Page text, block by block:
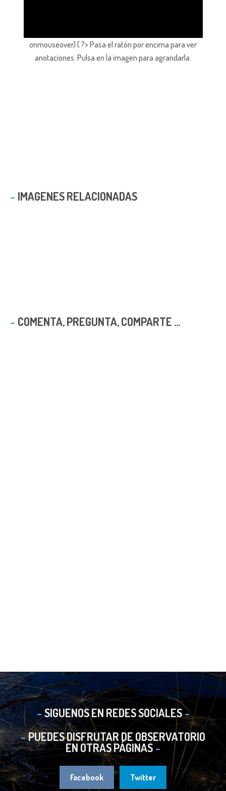
onmouseover) { ?> Pasa el ratón por encima para ver
anotaciones. Pulsa en la imagen para agrandarla.
IMAGENES RELACIONADAS
COMENTA, PREGUNTA, COMPARTE ...
SIGUENOS EN REDES SOCIALES
PUEDES DISFRUTAR DE OBSERVATORIO
EN OTRAS PÁGINAS
Facebook Twitter